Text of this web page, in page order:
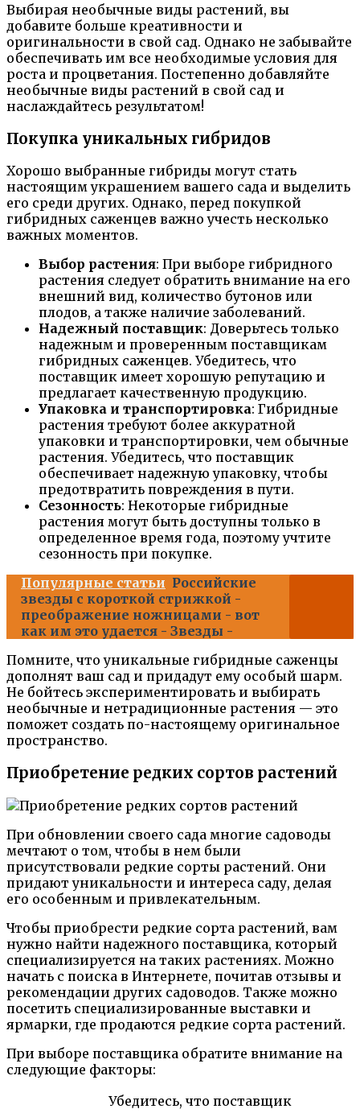
Выбирая необычные виды растений, вы
добавите больше креативности и
оригинальности в свой сад. Однако не забывайте
обеспечивать им все необходимые условия для
роста и процветания. Постепенно добавляйте
необычные виды растений в свой сад и
наслаждайтесь результатом!
Покупка уникальных гибридов
Хорошо выбранные гибриды могут стать
настоящим украшением вашего сада и выделить
его среди других. Однако, перед покупкой
гибридных саженцев важно учесть несколько
важных моментов.
Выбор растения: При выборе гибридного
растения следует обратить внимание на его
внешний вид, количество бутонов или
плодов, а также наличие заболеваний.
Надежный поставщик: Доверьтесь только
надежным и проверенным поставщикам
гибридных саженцев. Убедитесь, что
поставщик имеет хорошую репутацию и
предлагает качественную продукцию.
Упаковка и транспортировка: Гибридные
растения требуют более аккуратной
упаковки и транспортировки, чем обычные
растения. Убедитесь, что поставщик
обеспечивает надежную упаковку, чтобы
предотвратить повреждения в пути.
Сезонность: Некоторые гибридные
растения могут быть доступны только в
определенное время года, поэтому учтите
сезонность при покупке.
Популярные статьи Российские
звезды с короткой стрижкой -
преображение ножницами - вот
как им это удается - Звезды -
Помните, что уникальные гибридные саженцы
дополнят ваш сад и придадут ему особый шарм.
Не бойтесь экспериментировать и выбирать
необычные и нетрадиционные растения — это
поможет создать по-настоящему оригинальное
пространство.
Приобретение редких сортов растений
При обновлении своего сада многие садоводы
мечтают о том, чтобы в нем были
присутствовали редкие сорты растений. Они
придают уникальности и интереса саду, делая
его особенным и привлекательным.
Чтобы приобрести редкие сорта растений, вам
нужно найти надежного поставщика, который
специализируется на таких растениях. Можно
начать с поиска в Интернете, почитав отзывы и
рекомендации других садоводов. Также можно
посетить специализированные выставки и
ярмарки, где продаются редкие сорта растений.
При выборе поставщика обратите внимание на
следующие факторы:
Убедитесь, что поставщик